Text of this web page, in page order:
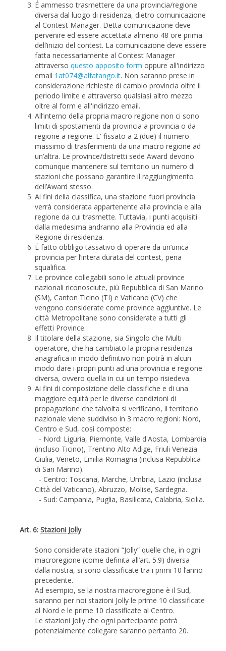
É ammesso trasmettere da una provincia/regione
diversa dal luogo di residenza, dietro comunicazione
al Contest Manager. Detta comunicazione deve
pervenire ed essere accettata almeno 48 ore prima
dell’inizio del contest. La comunicazione deve essere
fatta necessariamente al Contest Manager
attraverso questo apposito form oppure all'indirizzo
email 1at074@alfatango.it. Non saranno prese in
considerazione richieste di cambio provincia oltre il
periodo limite e attraverso qualsiasi altro mezzo
oltre al form e all'indirizzo email.
All’interno della propria macro regione non ci sono
limiti di spostamenti da provincia a provincia o da
regione a regione. E' fissato a 2 (due) il numero
massimo di trasferimenti da una macro regione ad
un’altra. Le province/distretti sede Award devono
comunque mantenere sul territorio un numero di
stazioni che possano garantire il raggiungimento
dell’Award stesso.
Ai fini della classifica, una stazione fuori provincia
verrà considerata appartenente alla provincia e alla
regione da cui trasmette. Tuttavia, i punti acquisiti
dalla medesima andranno alla Provincia ed alla
Regione di residenza.
È fatto obbligo tassativo di operare da un’unica
provincia per l’intera durata del contest, pena
squalifica.
Le province collegabili sono le attuali province
nazionali riconosciute, più Repubblica di San Marino
(SM), Canton Ticino (TI) e Vaticano (CV) che
vengono considerate come province aggiuntive. Le
città Metropolitane sono considerate a tutti gli
effetti Province.
Il titolare della stazione, sia Singolo che Multi
operatore, che ha cambiato la propria residenza
anagrafica in modo definitivo non potrà in alcun
modo dare i propri punti ad una provincia e regione
diversa, ovvero quella in cui un tempo risiedeva.
Ai fini di composizione delle classifiche e di una
maggiore equità per le diverse condizioni di
propagazione che talvolta si verificano, il territorio
nazionale viene suddiviso in 3 macro regioni: Nord,
Centro e Sud, così composte:
- Nord: Liguria, Piemonte, Valle d'Aosta, Lombardia
(incluso Ticino), Trentino Alto Adige, Friuli Venezia
Giulia, Veneto, Emilia-Romagna (inclusa Repubblica
di San Marino).
- Centro: Toscana, Marche, Umbria, Lazio (inclusa
Città del Vaticano), Abruzzo, Molise, Sardegna.
- Sud: Campania, Puglia, Basilicata, Calabria, Sicilia.
Art. 6: Stazioni Jolly
Sono considerate stazioni “Jolly” quelle che, in ogni
macroregione (come definita all’art. 5.9) diversa
dalla nostra, si sono classificate tra i primi 10 l’anno
precedente.
Ad esempio, se la nostra macroregione è il Sud,
saranno per noi stazioni Jolly le prime 10 classificate
al Nord e le prime 10 classificate al Centro.
Le stazioni Jolly che ogni partecipante potrà
potenzialmente collegare saranno pertanto 20.